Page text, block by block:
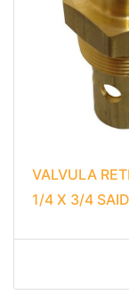
VALVULA
1/4 X 3/4